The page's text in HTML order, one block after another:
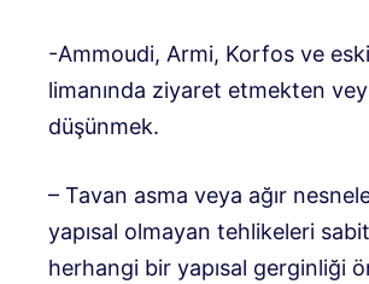
-Ammoudi, Armi, Korfos ve
limanında ziyaret etmekten
düşünmek.
– Tavan asma veya ağır
yapısal olmayan tehlikeleri
herhangi bir yapısal gerginliği